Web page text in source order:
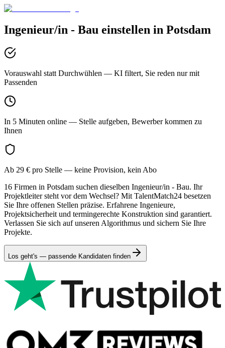
Ingenieur/in - Bau einstellen in Potsdam
Vorauswahl statt Durchwühlen — KI filtert, Sie reden nur mit
Passenden
In 5 Minuten online — Stelle aufgeben, Bewerber kommen zu
Ihnen
Ab 29 € pro Stelle — keine Provision, kein Abo
16 Firmen in Potsdam suchen dieselben Ingenieur/in - Bau. Ihr
Projektleiter steht vor dem Wechsel? Mit TalentMatch24 besetzen
Sie Ihre offenen Stellen präzise. Erfahrene Ingenieure,
Projektsicherheit und termingerechte Konstruktion sind garantiert.
Verlassen Sie sich auf unseren Algorithmus und sichern Sie Ihre
Projekte.
Los geht's — passende Kandidaten finden